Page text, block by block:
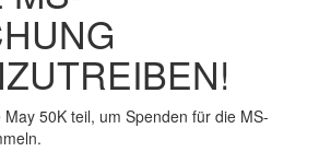
50K teil, um Spenden für die MS-